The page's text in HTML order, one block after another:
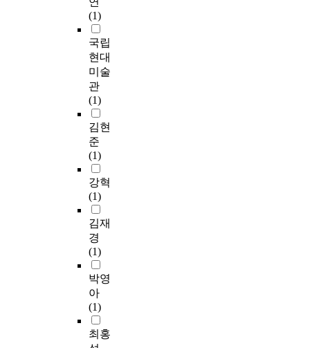
(1)
국립
현대
미술
관
(1)
김현
준
(1)
강혁
(1)
김재
경
(1)
박영
아
(1)
최홍